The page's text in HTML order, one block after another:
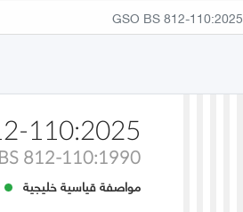
GSO BS 812-110:2025
110:2025
BS 812-110:1990
مواصفة قياسية خليجية